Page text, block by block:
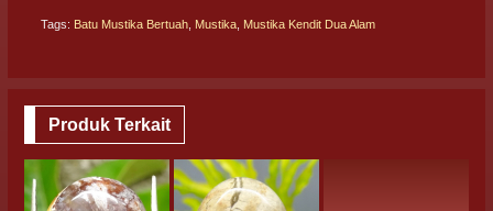
Tags: Batu Mustika Bertuah Mustika Mustika Kendit Dua Alam
Produk Terkait